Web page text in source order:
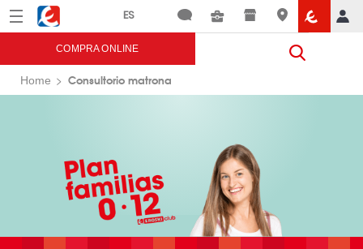
Menú Eroski
COMPRA ONLINE
Home Consultorio matrona